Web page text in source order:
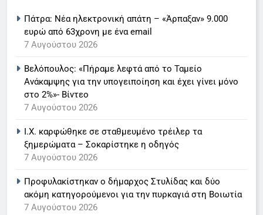
Πάτρα: Νέα ηλεκτρονική απάτη – «Άρπαξαν» 9.000
ευρώ από 63χρονη με ένα email
7 Αυγούστου 2026
Βελόπουλος: «Πήραμε λεφτά από το Ταμείο
Ανάκαμψης για την υπογειποίηση και έχει γίνει μόνο
στο 2%»- Βίντεο
7 Αυγούστου 2026
Ι.Χ. καρφώθηκε σε σταθμευμένο τρέιλερ τα
ξημερώματα – Σοκαρίστηκε η οδηγός
7 Αυγούστου 2026
Προφυλακίστηκαν ο δήμαρχος Στυλίδας και δύο
ακόμη κατηγορούμενοι για την πυρκαγιά στη Βοιωτία
7 Αυγούστου 2026
7
Παναγιώτης Στάθης
LIFESTYLE-MEDIA
Καθημερινή και The New York
Times μαζί σε μια νέα
1